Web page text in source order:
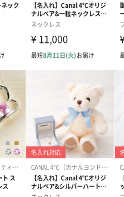
了承ください。
・コンパクトミラーに関して、細
シミがある場合がありますが、不
商品オプション情報
ー名入れ